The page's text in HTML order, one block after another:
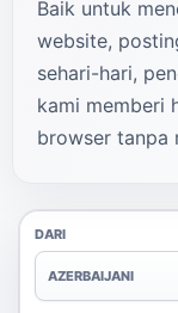
Baik untuk
website,
sehari-hari,
kami memberi
browser tanpa
DARI
AZERBAIJANI